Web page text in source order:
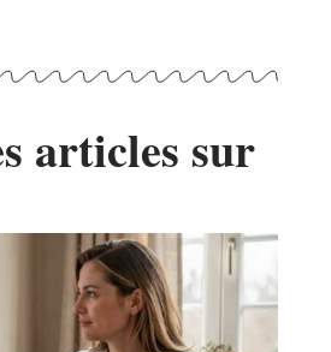
articles sur